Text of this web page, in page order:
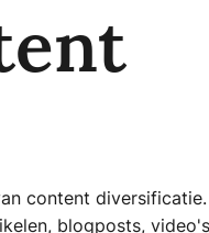
content
blogposts,